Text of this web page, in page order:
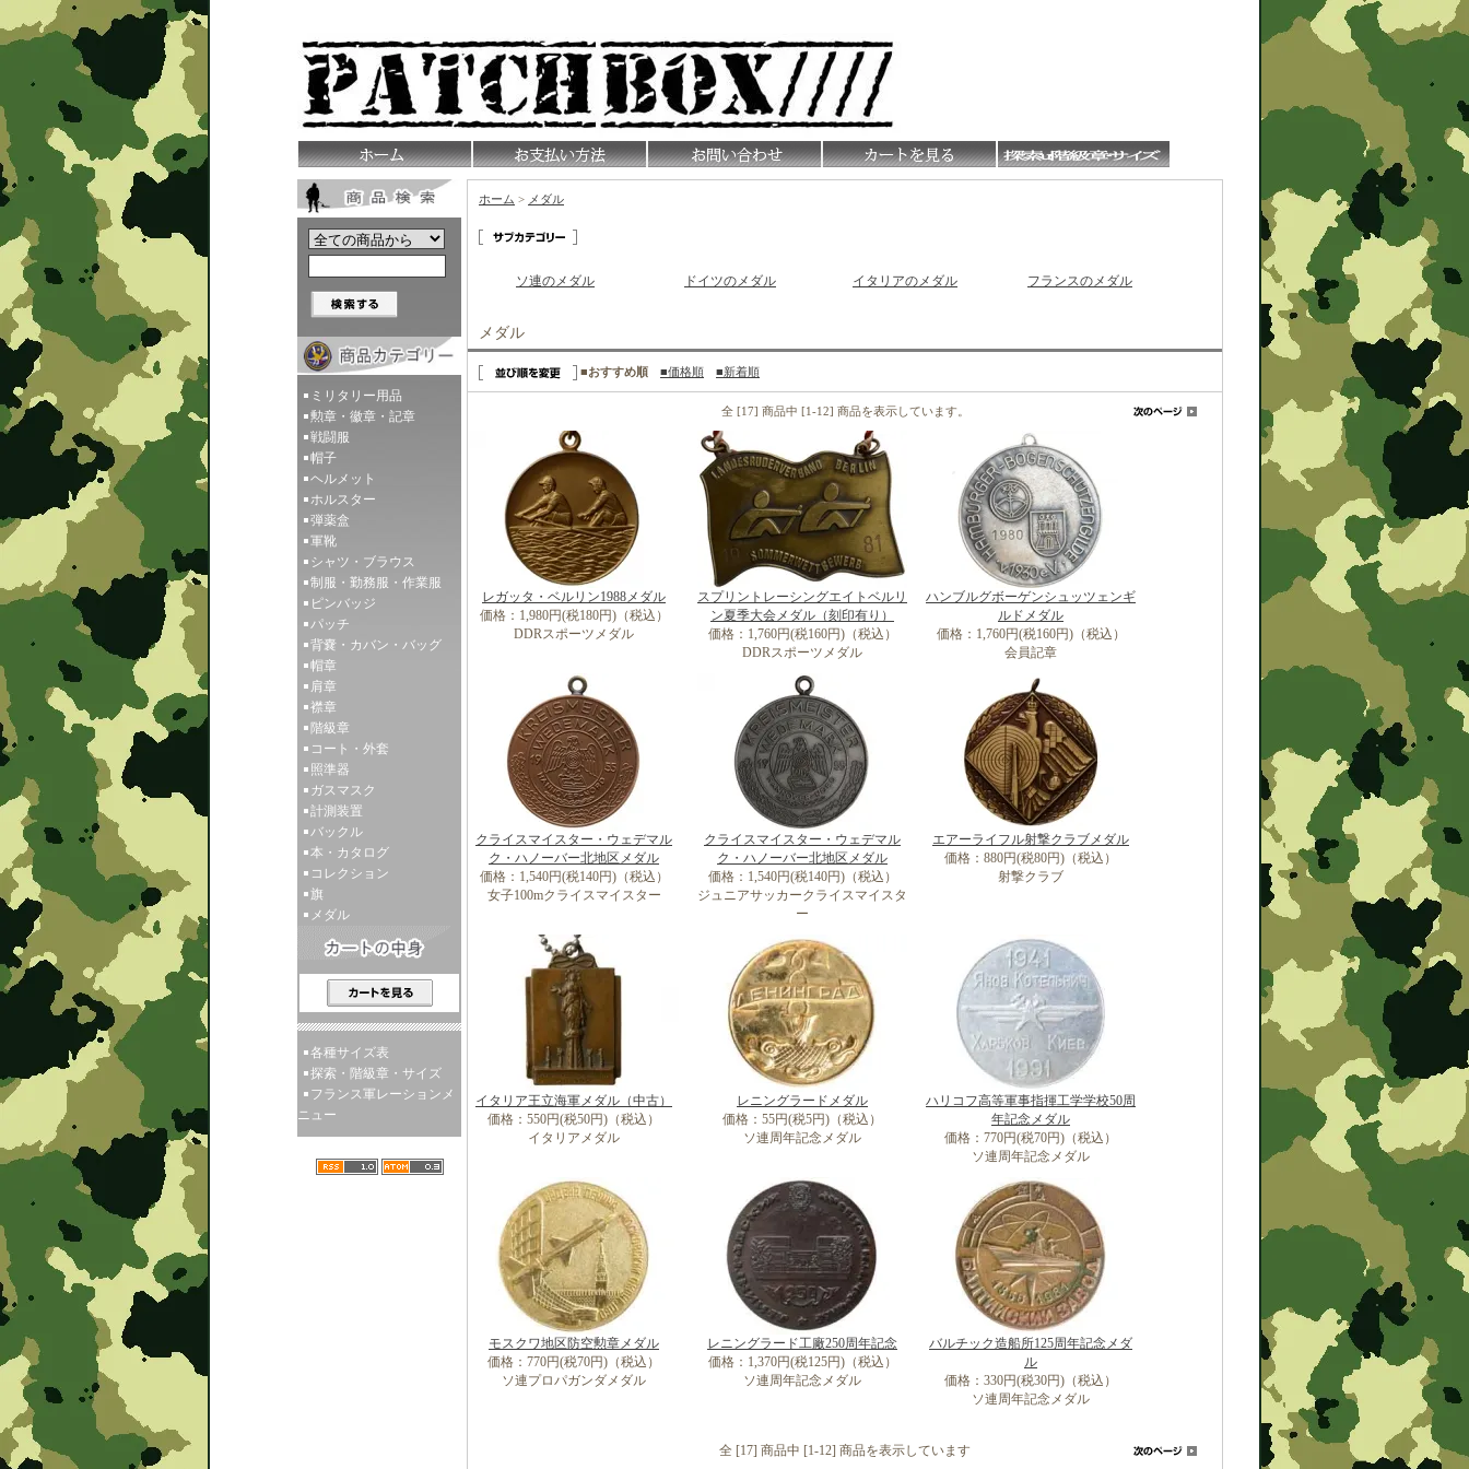
ミリタリー用品
勲章・徽章・記章
戦闘服
帽子
ヘルメット
ホルスター
弾薬盒
軍靴
シャツ・ブラウス
制服・勤務服・作業服
ピンバッジ
パッチ
背嚢・カバン・バッグ
帽章
肩章
襟章
階級章
コート・外套
照準器
ガスマスク
計測装置
バックル
本・カタログ
コレクション
旗
メダル
各種サイズ表
探索・階級章・サイズ
フランス軍レーションメ
ニュー
ホーム > メダル
ソ連のメダル ドイツのメダル イタリアのメダル フランスのメダル
メダル
■おすすめ順 ■価格順 ■新着順
全 [17] 商品中 [1-12] 商品を表示しています。
レガッタ・ベルリン1988メダル
価格：1,980円(税180円)（税込）
DDRスポーツメダル
スプリントレーシングエイトベルリ
ン夏季大会メダル（刻印有り）
価格：1,760円(税160円)（税込）
DDRスポーツメダル
ハンブルグボーゲンシュッツェンギ
ルドメダル
価格：1,760円(税160円)（税込）
会員記章
クライスマイスター・ウェデマル
ク・ハノーバー北地区メダル
価格：1,540円(税140円)（税込）
女子100mクライスマイスター
クライスマイスター・ウェデマル
ク・ハノーバー北地区メダル
価格：1,540円(税140円)（税込）
ジュニアサッカークライスマイスタ
ー
エアーライフル射撃クラブメダル
価格：880円(税80円)（税込）
射撃クラブ
イタリア王立海軍メダル（中古）
価格：550円(税50円)（税込）
イタリアメダル
レニングラードメダル
価格：55円(税5円)（税込）
ソ連周年記念メダル
ハリコフ高等軍事指揮工学学校50周
年記念メダル
価格：770円(税70円)（税込）
ソ連周年記念メダル
モスクワ地区防空勲章メダル
価格：770円(税70円)（税込）
ソ連プロパガンダメダル
レニングラード工廠250周年記念
価格：1,370円(税125円)（税込）
ソ連周年記念メダル
バルチック造船所125周年記念メダ
ル
価格：330円(税30円)（税込）
ソ連周年記念メダル
全 [17] 商品中 [1-12] 商品を表示しています